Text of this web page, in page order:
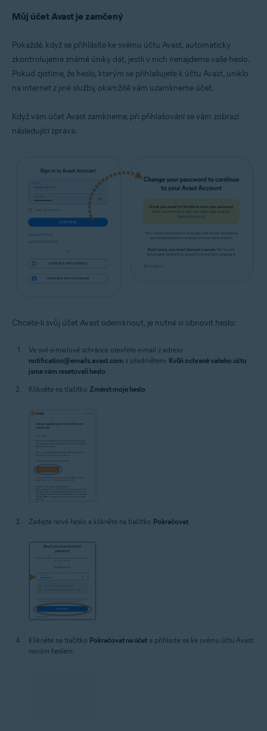
Můj účet Avast je zamčený
Pokaždé, když se přihlásíte ke svému účtu Avast, automaticky
zkontrolujeme známé úniky dat, jestli v nich nenajdeme vaše heslo.
Pokud zjistíme, že heslo, kterým se přihlašujete k účtu Avast, uniklo
na internet z jiné služby, okamžitě vám uzamkneme účet.
Když vám účet Avast zamkneme, při přihlašování se vám zobrazí
následující zpráva.
Chcete-li svůj účet Avast odemknout, je nutné si obnovit heslo:
Ve své e-mailové schránce otevřete e-mail z adresy
notification@emails.avast.com s předmětem: Kvůli ochraně vašeho účtu
jsme vám resetovali heslo
Klikněte na tlačítko Změnit moje heslo
Zadejte nové heslo a klikněte na tlačítko Pokračovat
Klikněte na tlačítko Pokračovat na účet a přihlaste se ke svému účtu Avast
novým heslem.